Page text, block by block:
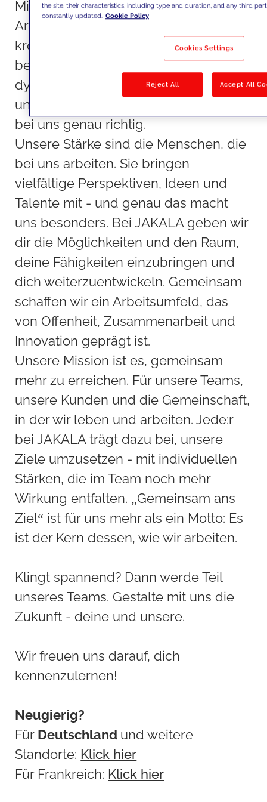
Mittelpunkt. Wir bieten dir einen
Arbeitsplatz, an dem du wachsen,
kreativ sein und wirklich etwas
bewirken kannst. Wenn du Lust auf ein
dynamisches, vielseitiges und
unterstützendes Umfeld hast, bist du
bei uns genau richtig.
Unsere Stärke sind die Menschen, die
bei uns arbeiten. Sie bringen
vielfältige Perspektiven, Ideen und
Talente mit - und genau das macht
uns besonders. Bei JAKALA geben wir
dir die Möglichkeiten und den Raum,
deine Fähigkeiten einzubringen und
dich weiterzuentwickeln. Gemeinsam
schaffen wir ein Arbeitsumfeld, das
von Offenheit, Zusammenarbeit und
Innovation geprägt ist.
Unsere Mission ist es, gemeinsam
mehr zu erreichen. Für unsere Teams,
unsere Kunden und die Gemeinschaft,
in der wir leben und arbeiten. Jede:r
bei JAKALA trägt dazu bei, unsere
Ziele umzusetzen - mit individuellen
Stärken, die im Team noch mehr
Wirkung entfalten. „Gemeinsam ans
Ziel“ ist für uns mehr als ein Motto: Es
ist der Kern dessen, wie wir arbeiten.
Klingt spannend? Dann werde Teil
unseres Teams. Gestalte mit uns die
Zukunft - deine und unsere.
Wir freuen uns darauf, dich
kennenzulernen!
Neugierig?
Für Deutschland und weitere
Standorte: Klick hier
Für Frankreich: Klick hier
the site, their characteristics, including type and duration, and any third
constantly updated. Cookie Policy
Cookies Settings
Reject All Accept All